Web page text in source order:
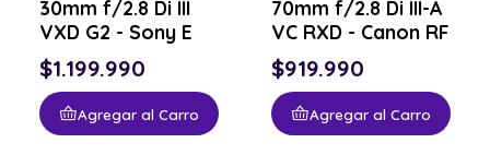
30mm f/2.8 Di III
VXD G2 - Sony E
$1.199.990
Agregar al Carro
70mm f/2.8 Di III-A
VC RXD - Canon RF
$919.990
Agregar al Carro